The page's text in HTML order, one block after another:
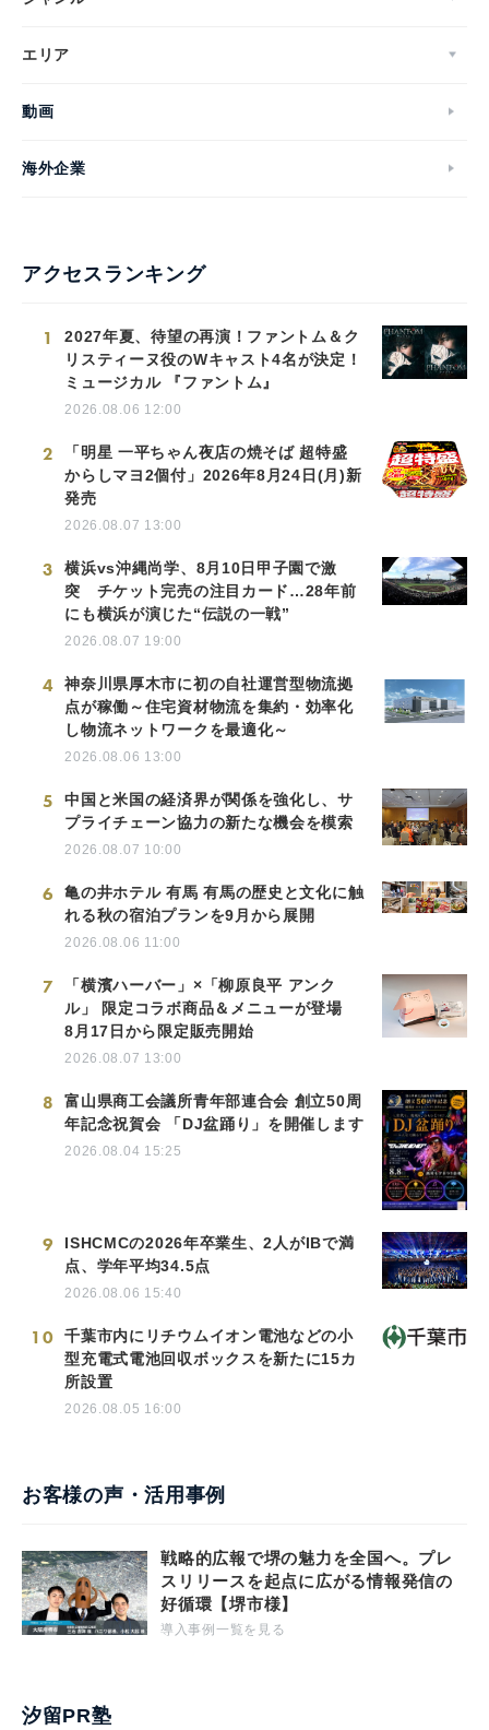
エリア
動画
海外企業
アクセスランキング
1
2027年夏、待望の再演！ファントム＆ク
リスティーヌ役のWキャスト4名が決定！
ミュージカル 『ファントム』
2026.08.06 12:00
2
「明星 一平ちゃん夜店の焼そば 超特盛
からしマヨ2個付」2026年8月24日(月)新
発売
2026.08.07 13:00
3
横浜vs沖縄尚学、8月10日甲子園で激
突 チケット完売の注目カード…28年前
にも横浜が演じた“伝説の一戦”
2026.08.07 19:00
4
神奈川県厚木市に初の自社運営型物流拠
点が稼働～住宅資材物流を集約・効率化
し物流ネットワークを最適化～
2026.08.06 13:00
5
中国と米国の経済界が関係を強化し、サ
プライチェーン協力の新たな機会を模索
2026.08.07 10:00
6
亀の井ホテル 有馬 有馬の歴史と文化に触
れる秋の宿泊プランを9月から展開
2026.08.06 11:00
7
「横濱ハーバー」×「柳原良平 アンク
ル」 限定コラボ商品＆メニューが登場
8月17日から限定販売開始
2026.08.07 13:00
8
富山県商工会議所青年部連合会 創立50周
年記念祝賀会 「DJ盆踊り」を開催します
2026.08.04 15:25
9
ISHCMCの2026年卒業生、2人がIBで満
点、学年平均34.5点
2026.08.06 15:40
10
千葉市内にリチウムイオン電池などの小
型充電式電池回収ボックスを新たに15カ
所設置
2026.08.05 16:00
お客様の声・活用事例
戦略的広報で堺の魅力を全国へ。プレ
スリリースを起点に広がる情報発信の
好循環【堺市様】
導入事例一覧を見る
汐留PR塾